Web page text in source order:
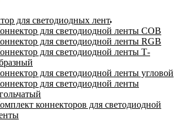
для светодиодных лент
для светодиодной ленты COB
для светодиодной ленты RGB
для светодиодной ленты Т-
для светодиодной ленты угловой
для светодиодной ленты
коннекторов для светодиодной